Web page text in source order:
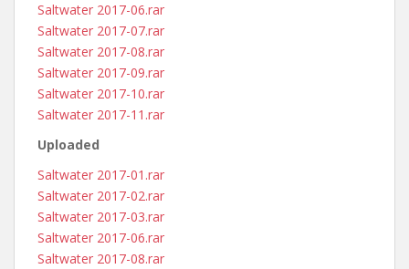
Saltwater 2017-06.rar
Saltwater 2017-07.rar
Saltwater 2017-08.rar
Saltwater 2017-09.rar
Saltwater 2017-10.rar
Saltwater 2017-11.rar
Uploaded
Saltwater 2017-01.rar
Saltwater 2017-02.rar
Saltwater 2017-03.rar
Saltwater 2017-06.rar
Saltwater 2017-08.rar